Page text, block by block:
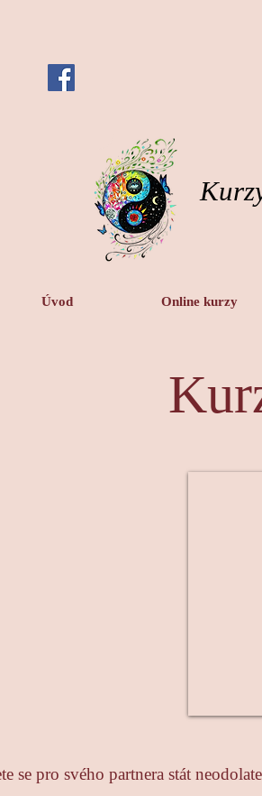
Úvod Online kurzy
se pro svého partnera stát